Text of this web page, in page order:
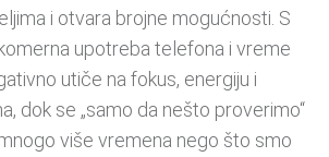
i otvara brojne mogućnosti. S
upotreba telefona i vreme
utiče na fokus, energiju i
dok se „samo da nešto proverimo“
više vremena nego što smo